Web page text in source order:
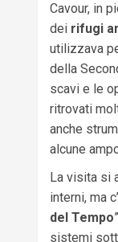
Cavour, in
dei rifugi
utilizzava
della
scavi e le
ritrovati
anche
alcune
La visita si
interni, ma
del Tempo
sistemi